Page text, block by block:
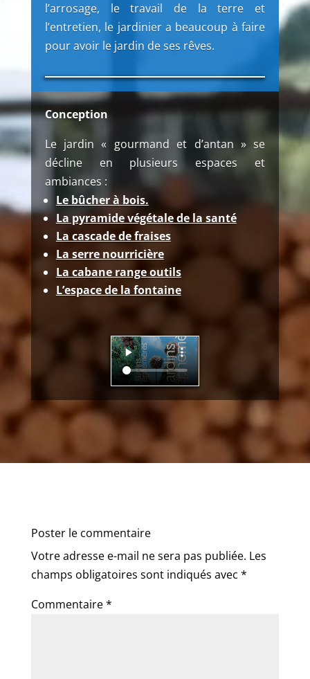
l’arrosage, le travail de la terre et
l’entretien, le jardinier a beaucoup à faire
pour avoir le jardin de ses rêves.
Conception
Le jardin « gourmand et d’antan » se
décline en plusieurs espaces et
ambiances :
Le bûcher à bois.
La pyramide végétale de la santé
La cascade de fraises
La serre nourricière
La cabane range outils
L’espace de la fontaine
Poster le commentaire
Votre adresse e-mail ne sera pas publiée. Les
champs obligatoires sont indiqués avec *
Commentaire*